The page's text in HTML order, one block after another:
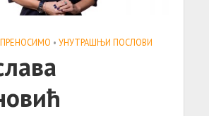
ПРЕНОСИМО • УНУТРАШЊИ ПОСЛОВИ